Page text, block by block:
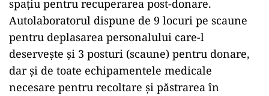
spațiu pentru recuperarea post-donare.
Autolaboratorul dispune de 9 locuri pe scaune
pentru deplasarea personalului care-l
deservește și 3 posturi (scaune) pentru donare,
dar și de toate echipamentele medicale
necesare pentru recoltare și păstrarea în